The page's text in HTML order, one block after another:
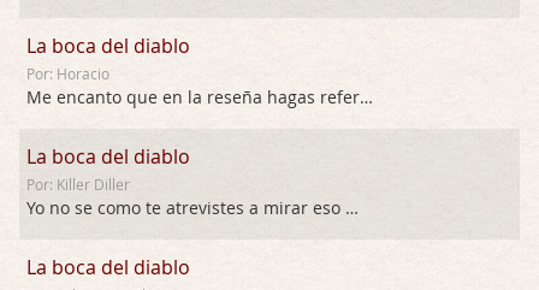
La boca del diablo
Por: Horacio
Me encanto que en la reseña hagas referen …
La boca del diablo
Por: Killer Diller
Yo no se como te atrevistes a mirar eso …
La boca del diablo